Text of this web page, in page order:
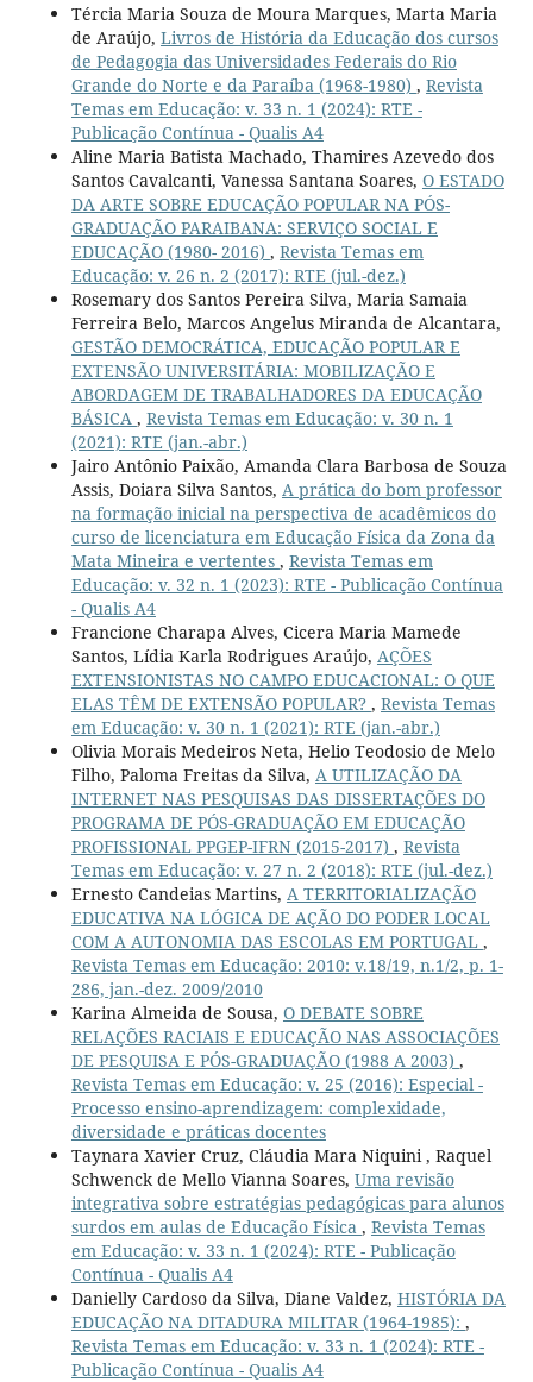
Tércia Maria Souza de Moura Marques, Marta Maria
de Araújo, Livros de História da Educação dos cursos
de Pedagogia das Universidades Federais do Rio
Grande do Norte e da Paraíba (1968-1980) , Revista
Temas em Educação: v. 33 n. 1 (2024): RTE -
Publicação Contínua - Qualis A4
Aline Maria Batista Machado, Thamires Azevedo dos
Santos Cavalcanti, Vanessa Santana Soares, O ESTADO
DA ARTE SOBRE EDUCAÇÃO POPULAR NA PÓS-
GRADUAÇÃO PARAIBANA: SERVIÇO SOCIAL E
EDUCAÇÃO (1980- 2016) , Revista Temas em
Educação: v. 26 n. 2 (2017): RTE (jul.-dez.)
Rosemary dos Santos Pereira Silva, Maria Samaia
Ferreira Belo, Marcos Angelus Miranda de Alcantara,
GESTÃO DEMOCRÁTICA, EDUCAÇÃO POPULAR E
EXTENSÃO UNIVERSITÁRIA: MOBILIZAÇÃO E
ABORDAGEM DE TRABALHADORES DA EDUCAÇÃO
BÁSICA , Revista Temas em Educação: v. 30 n. 1
(2021): RTE (jan.-abr.)
Jairo Antônio Paixão, Amanda Clara Barbosa de Souza
Assis, Doiara Silva Santos, A prática do bom professor
na formação inicial na perspectiva de acadêmicos do
curso de licenciatura em Educação Física da Zona da
Mata Mineira e vertentes , Revista Temas em
Educação: v. 32 n. 1 (2023): RTE - Publicação Contínua
- Qualis A4
Francione Charapa Alves, Cicera Maria Mamede
Santos, Lídia Karla Rodrigues Araújo, AÇÕES
EXTENSIONISTAS NO CAMPO EDUCACIONAL: O QUE
ELAS TÊM DE EXTENSÃO POPULAR? , Revista Temas
em Educação: v. 30 n. 1 (2021): RTE (jan.-abr.)
Olivia Morais Medeiros Neta, Helio Teodosio de Melo
Filho, Paloma Freitas da Silva, A UTILIZAÇÃO DA
INTERNET NAS PESQUISAS DAS DISSERTAÇÕES DO
PROGRAMA DE PÓS-GRADUAÇÃO EM EDUCAÇÃO
PROFISSIONAL PPGEP-IFRN (2015-2017) , Revista
Temas em Educação: v. 27 n. 2 (2018): RTE (jul.-dez.)
Ernesto Candeias Martins, A TERRITORIALIZAÇÃO
EDUCATIVA NA LÓGICA DE AÇÃO DO PODER LOCAL
COM A AUTONOMIA DAS ESCOLAS EM PORTUGAL ,
Revista Temas em Educação: 2010: v.18/19, n.1/2, p. 1-
286, jan.-dez. 2009/2010
Karina Almeida de Sousa, O DEBATE SOBRE
RELAÇÕES RACIAIS E EDUCAÇÃO NAS ASSOCIAÇÕES
DE PESQUISA E PÓS-GRADUAÇÃO (1988 A 2003) ,
Revista Temas em Educação: v. 25 (2016): Especial -
Processo ensino-aprendizagem: complexidade,
diversidade e práticas docentes
Taynara Xavier Cruz, Cláudia Mara Niquini , Raquel
Schwenck de Mello Vianna Soares, Uma revisão
integrativa sobre estratégias pedagógicas para alunos
surdos em aulas de Educação Física , Revista Temas
em Educação: v. 33 n. 1 (2024): RTE - Publicação
Contínua - Qualis A4
Danielly Cardoso da Silva, Diane Valdez, HISTÓRIA DA
EDUCAÇÃO NA DITADURA MILITAR (1964-1985): ,
Revista Temas em Educação: v. 33 n. 1 (2024): RTE -
Publicação Contínua - Qualis A4